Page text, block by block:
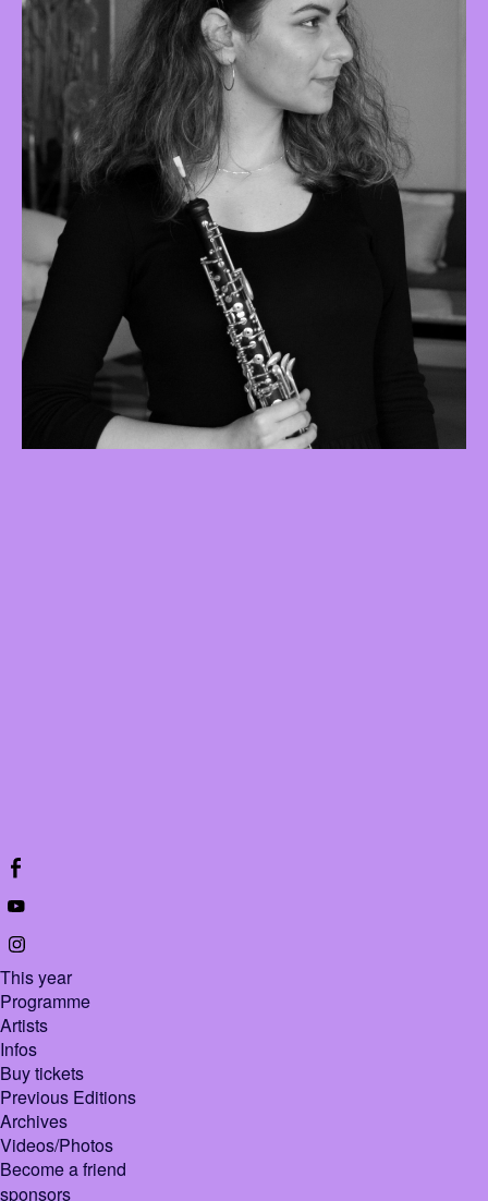
This year
Programme
Artists
Infos
Buy tickets
Previous Editions
Archives
Videos/Photos
Become a friend
sponsors